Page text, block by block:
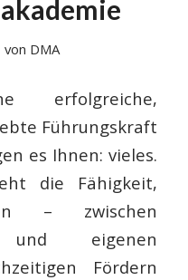
von DMA
erfolgreiche,
Führungskraft
es Ihnen: vieles.
die Fähigkeit,
– zwischen
und eigenen
Fördern